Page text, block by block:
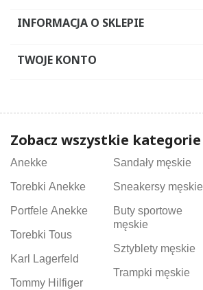
INFORMACJA O SKLEPIE
TWOJE KONTO
Zobacz wszystkie kategorie
Anekke
Torebki Anekke
Portfele Anekke
Torebki Tous
Karl Lagerfeld
Tommy Hilfiger
Sandały męskie
Sneakersy męskie
Buty sportowe
męskie
Sztyblety męskie
Trampki męskie